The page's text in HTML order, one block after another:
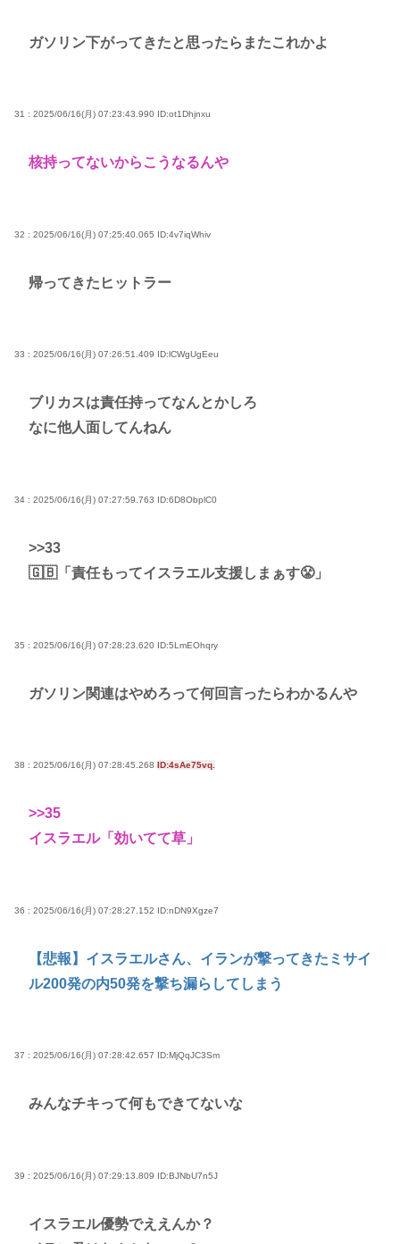
ガソリン下がってきたと思ったらまたこれかよ
31 : 2025/06/16(月) 07:23:43.990 ID:ot1Dhjnxu
核持ってないからこうなるんや
32 : 2025/06/16(月) 07:25:40.065 ID:4v7iqWhiv
帰ってきたヒットラー
33 : 2025/06/16(月) 07:26:51.409 ID:lCWgUgEeu
ブリカスは責任持ってなんとかしろ
なに他人面してんねん
34 : 2025/06/16(月) 07:27:59.763 ID:6D8ObplC0
>>33
🇬🇧「責任もってイスラエル支援しまぁす😤」
35 : 2025/06/16(月) 07:28:23.620 ID:5LmEOhqry
ガソリン関連はやめろって何回言ったらわかるんや
38 : 2025/06/16(月) 07:28:45.268 ID:4sAe75vq.
>>35
イスラエル「効いてて草」
36 : 2025/06/16(月) 07:28:27.152 ID:nDN9Xgze7
【悲報】イスラエルさん、イランが撃ってきたミサイ
ル200発の内50発を撃ち漏らしてしまう
37 : 2025/06/16(月) 07:28:42.657 ID:MjQqJC3Sm
みんなチキって何もできてないな
39 : 2025/06/16(月) 07:29:13.809 ID:BJNbU7n5J
イスラエル優勢でええんか？